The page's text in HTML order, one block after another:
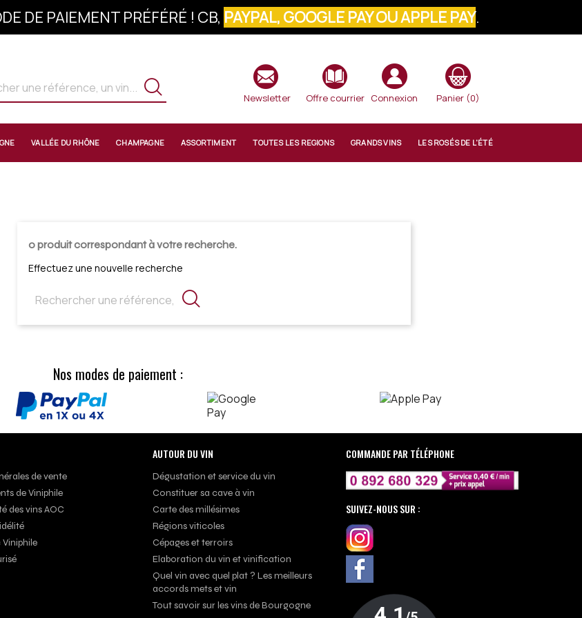
DE PAIEMENT PRÉFÉRÉ ! CB, PAYPAL, GOOGLE PAY OU APPLE PAY.
Newsletter Offre courrier Connexion Panier (0)
VALLÉE DU RHÔNE CHAMPAGNE ASSORTIMENT TOUTES LES REGIONS GRANDS VINS LES ROSÉS DE L'ÉTÉ
0 produit correspondant à votre recherche.
Effectuez une nouvelle recherche
Nos modes de paiement :
de vente
de Viniphile
des vins AOC
AUTOUR DU VIN
Dégustation et service du vin
Constituer sa cave à vin
Carte des millésimes
Régions viticoles
Cépages et terroirs
Elaboration du vin et vinification
Quel vin avec quel plat ? Les meilleurs
accords mets et vin
Tout savoir sur les vins de Bourgogne
COMMANDE PAR TÉLÉPHONE
SUIVEZ-NOUS SUR :